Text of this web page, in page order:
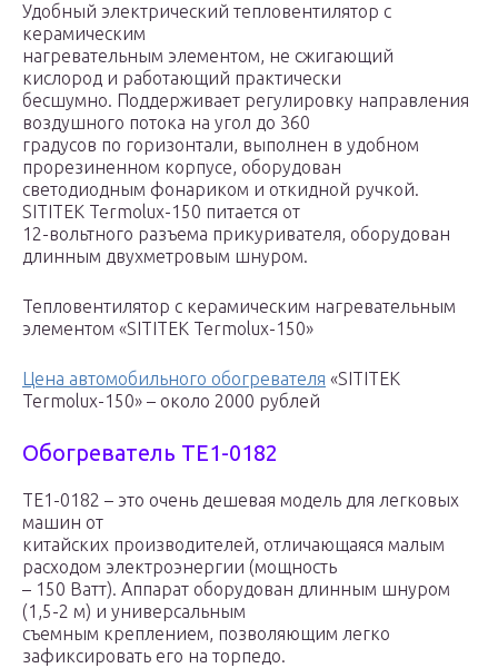
Удобный электрический тепловентилятор с
керамическим
нагревательным элементом, не сжигающий
кислород и работающий практически
бесшумно. Поддерживает регулировку направления
воздушного потока на угол до 360
градусов по горизонтали, выполнен в удобном
прорезиненном корпусе, оборудован
светодиодным фонариком и откидной ручкой.
SITITEK Termolux-150 питается от
12-вольтного разъема прикуривателя, оборудован
длинным двухметровым шнуром.
Тепловентилятор с керамическим нагревательным
элементом «SITITEK Termolux-150»
Цена автомобильного обогревателя «SITITEK
Termolux-150» – около 2000 рублей
Обогреватель TE1-0182
TE1-0182 – это очень дешевая модель для легковых
машин от
китайских производителей, отличающаяся малым
расходом электроэнергии (мощность
– 150 Ватт). Аппарат оборудован длинным шнуром
(1,5-2 м) и универсальным
съемным креплением, позволяющим легко
зафиксировать его на торпедо.